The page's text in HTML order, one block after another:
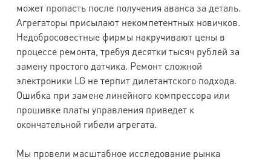
может пропасть после получения аванса за деталь.
Агрегаторы присылают некомпетентных новичков.
Недобросовестные фирмы накручивают цены в
процессе ремонта, требуя десятки тысяч рублей за
замену простого датчика. Ремонт сложной
электроники LG не терпит дилетантского подхода.
Ошибка при замене линейного компрессора или
прошивке платы управления приведет к
окончательной гибели агрегата.
Мы провели масштабное исследование рынка